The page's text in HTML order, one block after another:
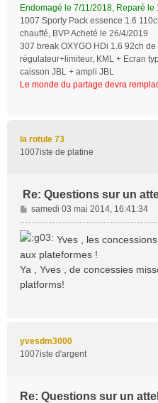
Endomagé le 7/11/2018, Reparé le
1007 Sporty Pack essence 1.6
chauffé, BVP Acheté le 26/4/2019
307 break OXYGO HDi 1.6 92ch de
régulateur+limiteur, KML + Ecran
caisson JBL + ampli JBL
Le monde du partage devra
la rotule 73
1007iste de platine
Re: Questions sur un
M
e
s
a
g
e
samedi 03 mai 2014, 16:41:34
Yves , les
aux plateformes !
Ya , Yves , de concessies
platforms!
yvesdm3000
1007iste d'argent
Re: Questions sur un